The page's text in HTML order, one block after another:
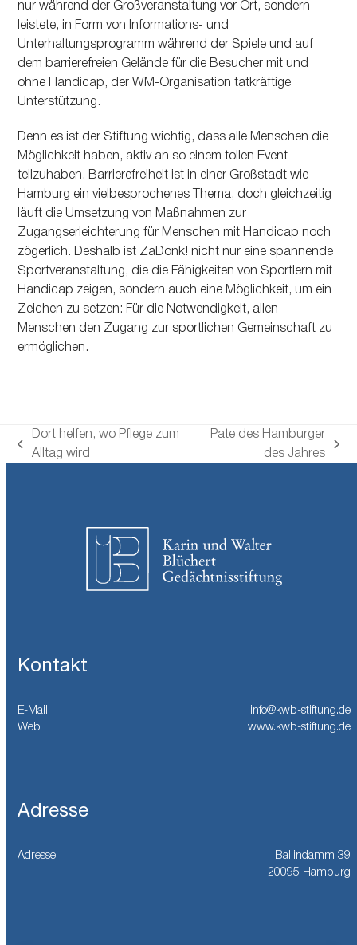
nur während der Großveranstaltung vor Ort, sondern
leistete, in Form von Informations- und
Unterhaltungsprogramm während der Spiele und auf
dem barrierefreien Gelände für die Besucher mit und
ohne Handicap, der WM-Organisation tatkräftige
Unterstützung.
Denn es ist der Stiftung wichtig, dass alle Menschen die
Möglichkeit haben, aktiv an so einem tollen Event
teilzuhaben. Barrierefreiheit ist in einer Großstadt wie
Hamburg ein vielbesprochenes Thema, doch gleichzeitig
läuft die Umsetzung von Maßnahmen zur
Zugangserleichterung für Menschen mit Handicap noch
zögerlich. Deshalb ist ZaDonk! nicht nur eine spannende
Sportveranstaltung, die die Fähigkeiten von Sportlern mit
Handicap zeigen, sondern auch eine Möglichkeit, um ein
Zeichen zu setzen: Für die Notwendigkeit, allen
Menschen den Zugang zur sportlichen Gemeinschaft zu
ermöglichen.
vorheriger
Dort helfen, wo Pflege zum
Alltag wird
Pate des Hamburger
des Jahres
Kontakt
E-Mail
info@kwb-stiftung.de
Web
www.kwb-stiftung.de
Adresse
Adresse
Ballindamm 39
20095 Hamburg